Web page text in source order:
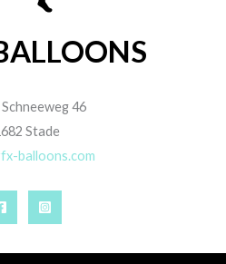
46
Stade
balloons.com